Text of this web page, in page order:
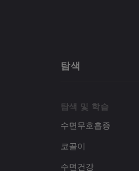
탐색
탐색 및 학습
수면무호흡증
코골이
수면건강